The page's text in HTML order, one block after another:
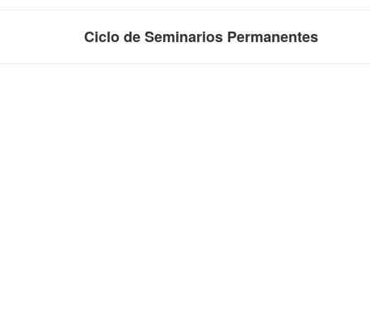
Ciclo de Seminarios Permanentes